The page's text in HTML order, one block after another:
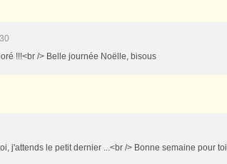
!!!<br /> Belle journée Noëlle, bisous
j'attends le petit dernier ...<br /> Bonne semaine pour toi.